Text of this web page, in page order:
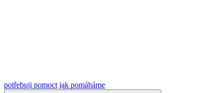
potřebuji pomoct jak pomáháme